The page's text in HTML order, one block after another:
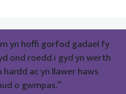
yn hoffi gorfod gadael fy
ond roedd i gyd yn werth
hardd ac yn llawer haws
o gwmpas.”